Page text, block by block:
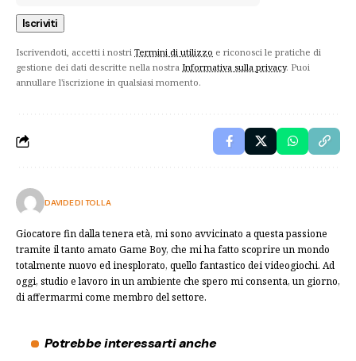
Iscrivendoti, accetti i nostri Termini di utilizzo e riconosci le pratiche di
gestione dei dati descritte nella nostra Informativa sulla privacy. Puoi
annullare l'iscrizione in qualsiasi momento.
DAVIDE DI TOLLA
Giocatore fin dalla tenera età, mi sono avvicinato a questa passione
tramite il tanto amato Game Boy, che mi ha fatto scoprire un mondo
totalmente nuovo ed inesplorato, quello fantastico dei videogiochi. Ad
oggi, studio e lavoro in un ambiente che spero mi consenta, un giorno,
di affermarmi come membro del settore.
Potrebbe interessarti anche